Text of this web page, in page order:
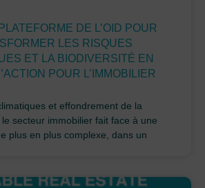
DE L’OID POUR
LES RISQUES
ET LA BIODIVERSITÉ EN
POUR L’IMMOBILIER
et effondrement de la
secteur immobilier fait face à une
plus en plus complexe, dans un